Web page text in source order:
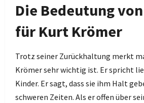
Die Bedeutung
für Kurt Krömer
Trotz seiner Zurückhaltung merkt
Krömer sehr wichtig ist. Er spricht
Kinder. Er sagt, dass sie ihm Halt
schweren Zeiten. Als er offen über